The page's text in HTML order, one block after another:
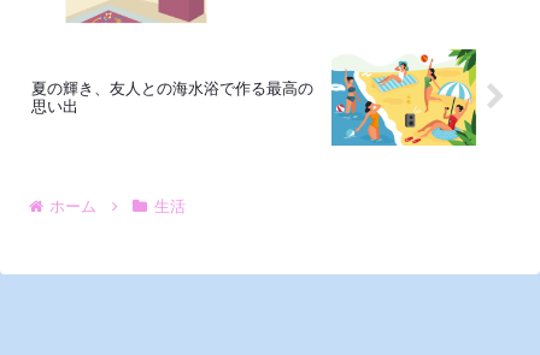
夏の輝き、友人との海水浴で作る最高の
思い出
ホーム 生活